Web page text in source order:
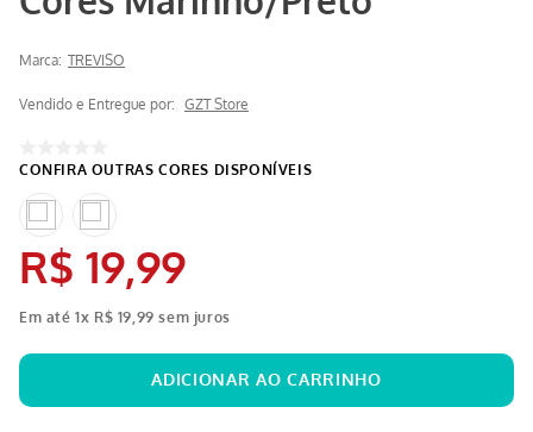
Marca: TREVISO
Vendido e Entregue por: GZT Store
R$ 19,99
Em até1x R$ 19 99 sem juros